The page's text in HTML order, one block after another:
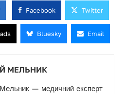
Facebook Twitter
Bluesky Email
МЕЛЬНИК
— медичний експерт